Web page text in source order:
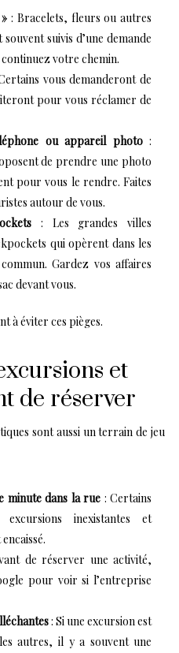
: Bracelets, fleurs ou autres
suivis d’une demande
votre chemin.
vous demanderont de
pour vous réclamer de
ou appareil photo:
de prendre une photo
pour vous le rendre. Faites
autour de vous.
: Les grandes villes
qui opèrent dans les
Gardez vos affaires
devant vous.
à éviter ces pièges.
et
de réserver
sont aussi un terrain de jeu
minute dans la rue : Certains
inexistantes et
de réserver une activité,
pour voir si l’entreprise
: Si une excursion est
autres, il y a souvent une